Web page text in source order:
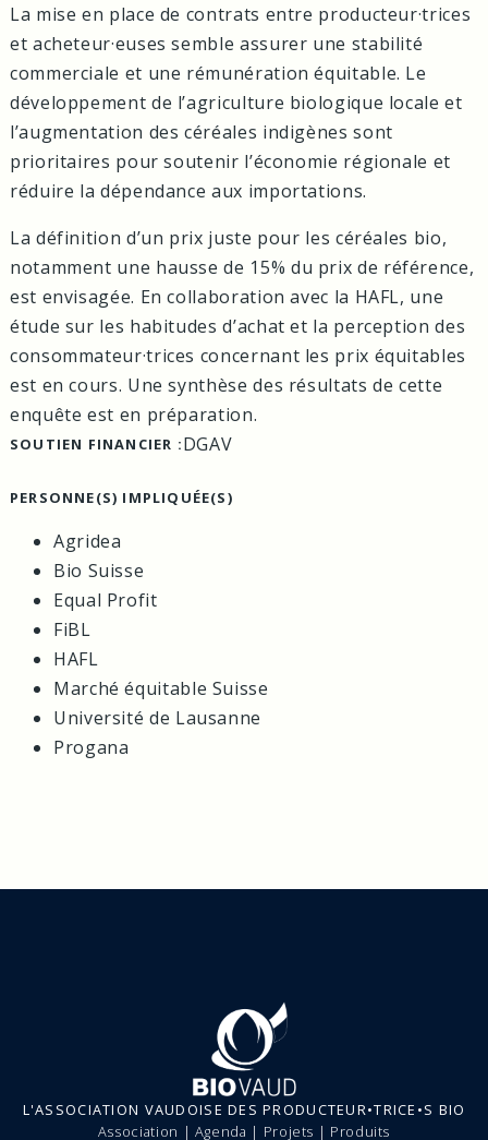
La mise en place de contrats entre producteur·trices
et acheteur·euses semble assurer une stabilité
commerciale et une rémunération équitable. Le
développement de l’agriculture biologique locale et
l’augmentation des céréales indigènes sont
prioritaires pour soutenir l’économie régionale et
réduire la dépendance aux importations.
La définition d’un prix juste pour les céréales bio,
notamment une hausse de 15% du prix de référence,
est envisagée. En collaboration avec la HAFL, une
étude sur les habitudes d’achat et la perception des
consommateur·trices concernant les prix équitables
est en cours. Une synthèse des résultats de cette
enquête est en préparation.
SOUTIEN FINANCIER :DGAV
PERSONNE(S) IMPLIQUÉE(S)
Agridea
Bio Suisse
Equal Profit
FiBL
HAFL
Marché équitable Suisse
Université de Lausanne
Progana
L'ASSOCIATION VAUDOISE DES PRODUCTEUR•TRICE•S BIO
Association | Agenda | Projets | Produits